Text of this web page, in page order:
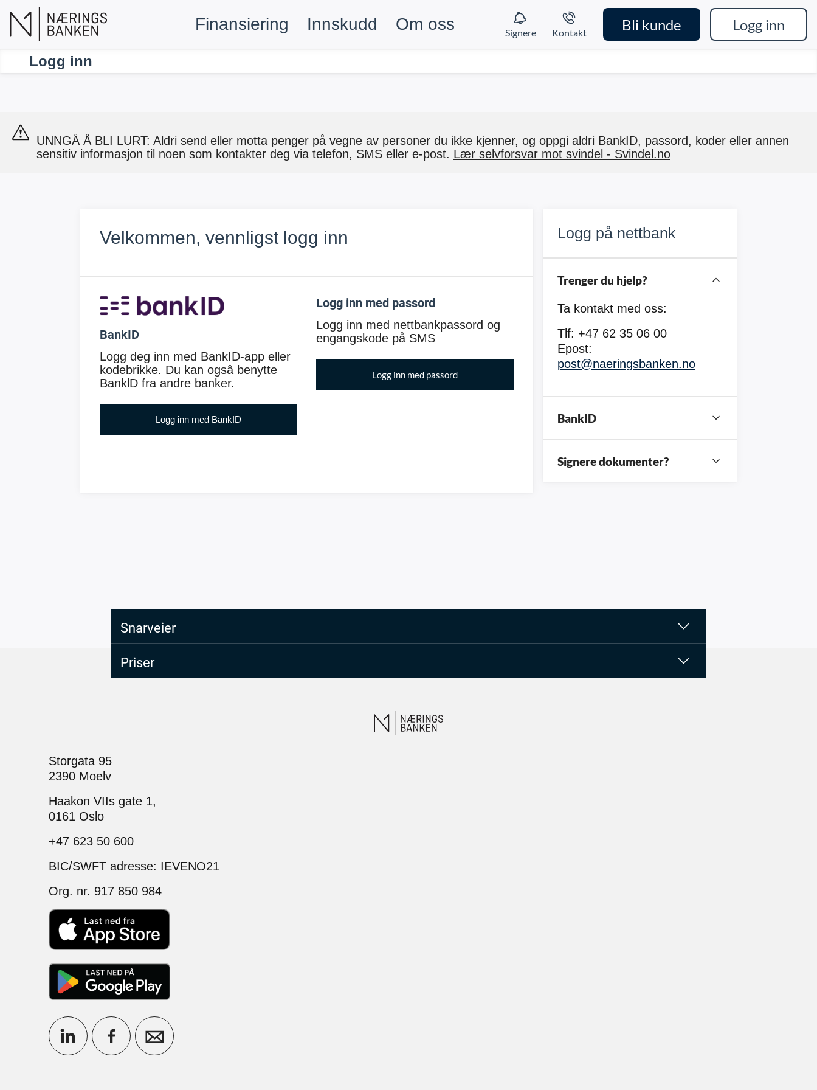
Logg inn
Finansiering Innskudd Om oss Signere Kontakt Bli kunde Logg inn
UNNGÅ Å BLI LURT: Aldri send eller motta penger på vegne av personer du ikke kjenner, og oppgi aldri BankID, passord, koder eller annen
sensitiv informasjon til noen som kontakter deg via telefon, SMS eller e-post. Lær selvforsvar mot svindel - Svindel.no
Velkommen, vennligst logg inn
BankID
Logg deg inn med BankID-app eller
kodebrikke. Du kan ogsâ benytte
BanklD fra andre banker.
Logg inn med BankID
Logg inn med passord
Logg inn med nettbankpassord og
engangskode på SMS
Logg inn med passord
Logg på nettbank
Trenger du hjelp?
Ta kontakt med oss:
Tlf: +47 62 35 06 00
Epost:
post@naeringsbanken.no
BankID
Signere dokumenter?
Snarveier
Priser
Storgata 95
2390 Moelv
Haakon VIIs gate 1,
0161 Oslo
+47 623 50 600
BIC/SWFT adresse: IEVENO21
Org. nr. 917 850 984